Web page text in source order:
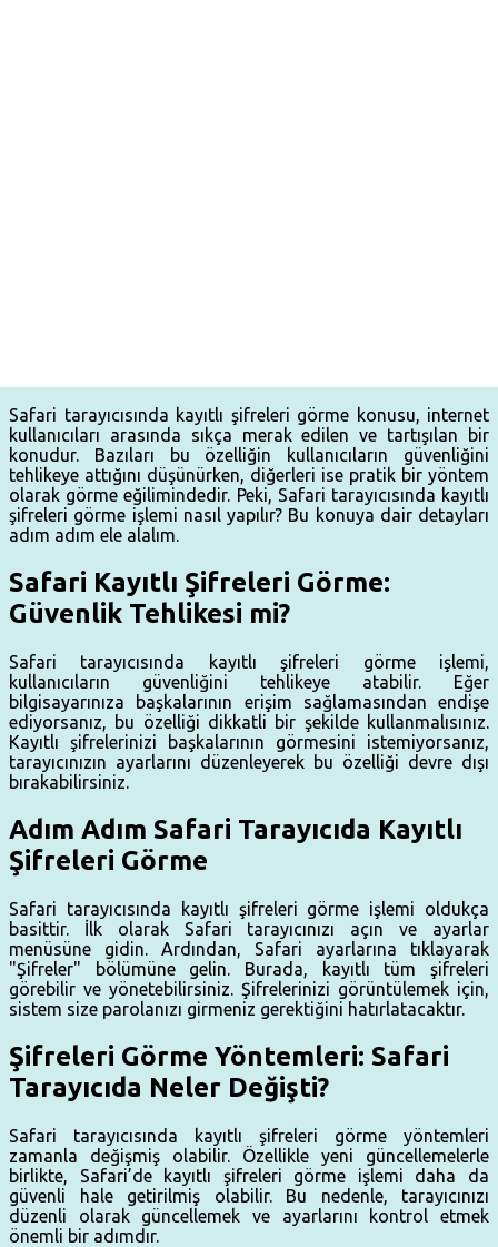
Safari tarayıcısında kayıtlı şifreleri görme konusu, internet
kullanıcıları arasında sıkça merak edilen ve tartışılan bir
konudur. Bazıları bu özelliğin kullanıcıların güvenliğini
tehlikeye attığını düşünürken, diğerleri ise pratik bir yöntem
olarak görme eğilimindedir. Peki, Safari tarayıcısında kayıtlı
şifreleri görme işlemi nasıl yapılır? Bu konuya dair detayları
adım adım ele alalım.
Safari Kayıtlı Şifreleri Görme:
Güvenlik Tehlikesi mi?
Safari tarayıcısında kayıtlı şifreleri görme işlemi,
kullanıcıların güvenliğini tehlikeye atabilir. Eğer
bilgisayarınıza başkalarının erişim sağlamasından endişe
ediyorsanız, bu özelliği dikkatli bir şekilde kullanmalısınız.
Kayıtlı şifrelerinizi başkalarının görmesini istemiyorsanız,
tarayıcınızın ayarlarını düzenleyerek bu özelliği devre dışı
bırakabilirsiniz.
Adım Adım Safari Tarayıcıda Kayıtlı
Şifreleri Görme
Safari tarayıcısında kayıtlı şifreleri görme işlemi oldukça
basittir. İlk olarak Safari tarayıcınızı açın ve ayarlar
menüsüne gidin. Ardından, Safari ayarlarına tıklayarak
"Şifreler" bölümüne gelin. Burada, kayıtlı tüm şifreleri
görebilir ve yönetebilirsiniz. Şifrelerinizi görüntülemek için,
sistem size parolanızı girmeniz gerektiğini hatırlatacaktır.
Şifreleri Görme Yöntemleri: Safari
Tarayıcıda Neler Değişti?
Safari tarayıcısında kayıtlı şifreleri görme yöntemleri
zamanla değişmiş olabilir. Özellikle yeni güncellemelerle
birlikte, Safari’de kayıtlı şifreleri görme işlemi daha da
güvenli hale getirilmiş olabilir. Bu nedenle, tarayıcınızı
düzenli olarak güncellemek ve ayarlarını kontrol etmek
önemli bir adımdır.